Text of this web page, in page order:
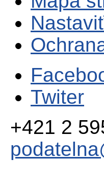
Twiter
+421 2